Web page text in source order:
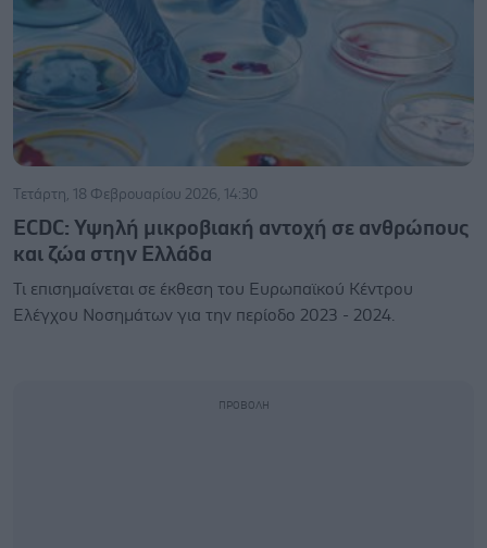
Τετάρτη, 18 Φεβρουαρίου 2026, 14:30
ECDC: Υψηλή μικροβιακή αντοχή σε ανθρώπους
και ζώα στην Ελλάδα
Τι επισημαίνεται σε έκθεση του Ευρωπαϊκού Κέντρου
Ελέγχου Νοσημάτων για την περίοδο 2023 - 2024.